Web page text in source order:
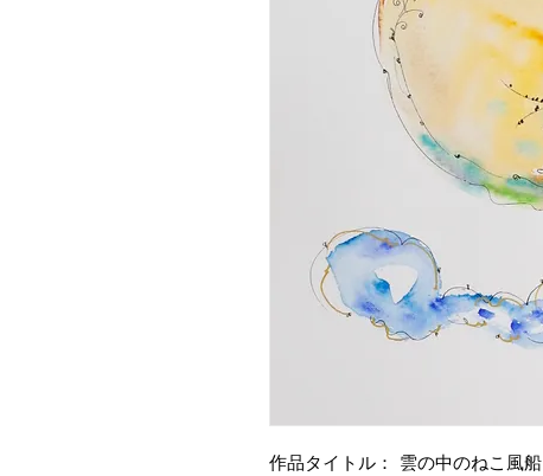
作品タイトル： 雲の中のねこ風船